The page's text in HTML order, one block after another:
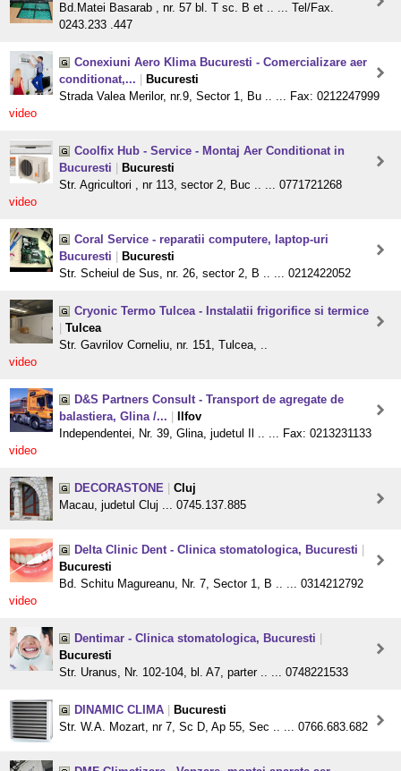
Bd.Matei Basarab , nr. 57 bl. T sc. B et .. ... Tel/Fax.
0243.233 .447
Conexiuni Aero Klima Bucuresti - Comercializare aer
conditionat,...
Bucuresti
Strada Valea Merilor, nr.9, Sector 1, Bu .. ... Fax: 0212247999
video
Coolfix Hub - Service - Montaj Aer Conditionat in
Bucuresti
Bucuresti
Str. Agricultori , nr 113, sector 2, Buc .. ... 0771721268
video
Coral Service - reparatii computere, laptop-uri
Bucuresti
Bucuresti
Str. Scheiul de Sus, nr. 26, sector 2, B .. ... 0212422052
Cryonic Termo Tulcea - Instalatii frigorifice si termice
Tulcea
Str. Gavrilov Corneliu, nr. 151, Tulcea, ..
video
D&S Partners Consult - Transport de agregate de
balastiera, Glina /...
Ilfov
Independentei, Nr. 39, Glina, judetul Il .. ... Fax: 0213231133
video
DECORASTONE
Cluj
Macau, judetul Cluj ... 0745.137.885
Delta Clinic Dent - Clinica stomatologica, Bucuresti
Bucuresti
Bd. Schitu Magureanu, Nr. 7, Sector 1, B .. ... 0314212792
video
Dentimar - Clinica stomatologica, Bucuresti
Bucuresti
Str. Uranus, Nr. 102-104, bl. A7, parter .. ... 0748221533
DINAMIC CLIMA
Bucuresti
Str. W.A. Mozart, nr 7, Sc D, Ap 55, Sec .. ... 0766.683.682